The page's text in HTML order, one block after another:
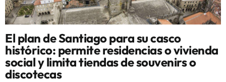
El plan de Santiago para su casco
histórico: permite residencias o vivienda
social y limita tiendas de souvenirs o
discotecas